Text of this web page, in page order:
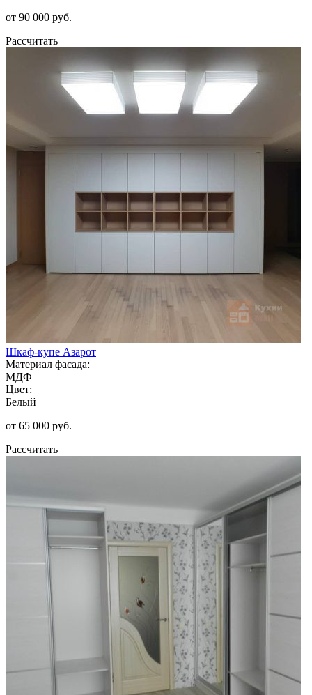
от 90 000 руб.
Рассчитать
Шкаф-купе Азарот
Материал фасада:
МДФ
Цвет:
Белый
от 65 000 руб.
Рассчитать